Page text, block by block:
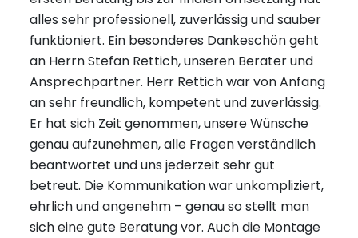
alles sehr professionell, zuverlässig und sauber
funktioniert. Ein besonderes Dankeschön geht
an Herrn Stefan Rettich, unseren Berater und
Ansprechpartner. Herr Rettich war von Anfang
an sehr freundlich, kompetent und zuverlässig.
Er hat sich Zeit genommen, unsere Wünsche
genau aufzunehmen, alle Fragen verständlich
beantwortet und uns jederzeit sehr gut
betreut. Die Kommunikation war unkompliziert,
ehrlich und angenehm – genau so stellt man
sich eine gute Beratung vor. Auch die Montage